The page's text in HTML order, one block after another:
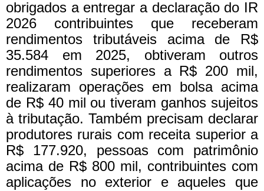
obrigados a entregar a declaração do IR
2026 contribuintes que receberam
rendimentos tributáveis acima de R$
35.584 em 2025, obtiveram outros
rendimentos superiores a R$ 200 mil,
realizaram operações em bolsa acima
de R$ 40 mil ou tiveram ganhos sujeitos
à tributação. Também precisam declarar
produtores rurais com receita superior a
R$ 177.920, pessoas com patrimônio
acima de R$ 800 mil, contribuintes com
aplicações no exterior e aqueles que